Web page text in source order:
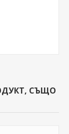
СЪЩО